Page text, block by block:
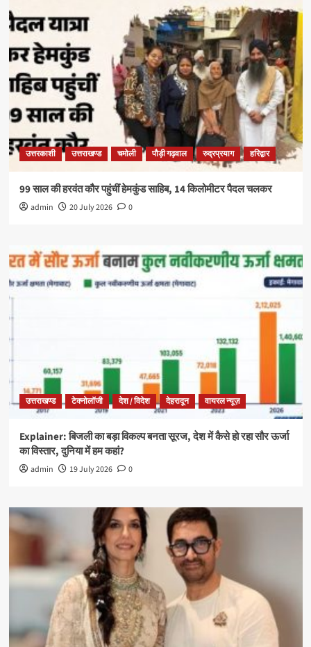
उत्तरकाशी उत्तराखण्ड चमोली पौड़ी गढ़वाल रुद्रप्रयाग हरिद्वार
99 साल की हरवंत कौर पहुंचीं हेमकुंड साहिब, 14 किलोमीटर पैदल चलकर
admin 20 July 2026 0
उत्तराखण्ड टेक्नोलॉजी देश / विदेश देहरादून वायरल न्यूज़
Explainer: बिजली का बड़ा विकल्प बनता सूरज, देश में कैसे हो रहा सौर ऊर्जा
का विस्तार, दुनिया में हम कहां?
admin 19 July 2026 0